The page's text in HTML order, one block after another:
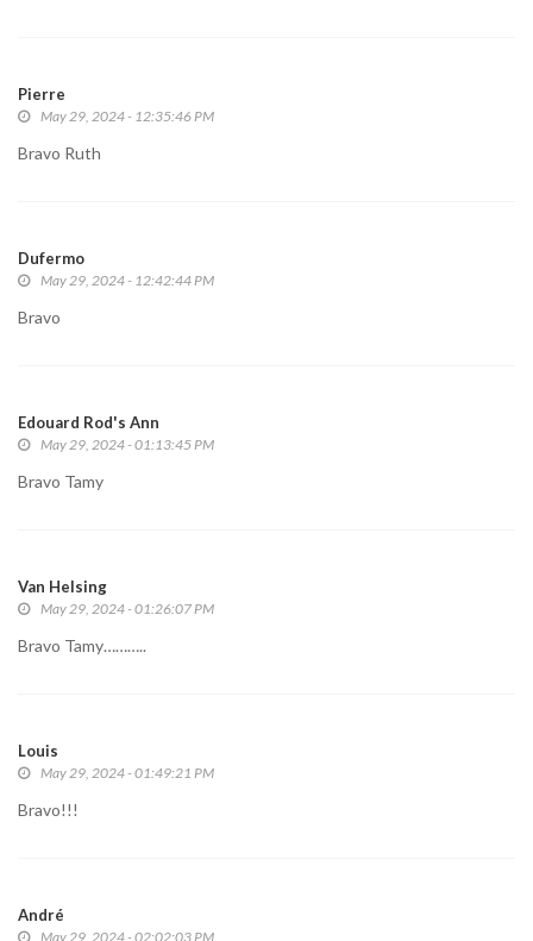
Pierre
May 29, 2024 - 12:35:46 PM
Bravo Ruth
Dufermo
May 29, 2024 - 12:42:44 PM
Bravo
Edouard Rod's Ann
May 29, 2024 - 01:13:45 PM
Bravo Tamy
Van Helsing
May 29, 2024 - 01:26:07 PM
Bravo Tamy………..
Louis
May 29, 2024 - 01:49:21 PM
Bravo!!!
André
May 29, 2024 - 02:02:03 PM